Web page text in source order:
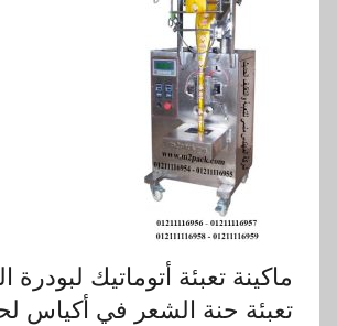
ماكينة تعبئة أتوماتيك لبودرة
تعبئة حنة الشعر في أكياس